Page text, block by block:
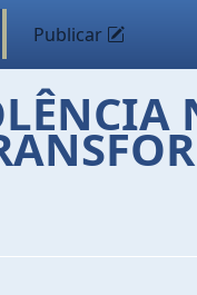
Publicar